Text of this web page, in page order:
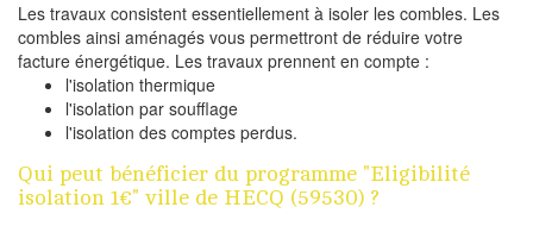
Les travaux consistent essentiellement à isoler les combles. Les
combles ainsi aménagés vous permettront de réduire votre
facture énergétique. Les travaux prennent en compte :
l'isolation thermique
l'isolation par soufflage
l'isolation des comptes perdus.
Qui peut bénéficier du programme "Eligibilité
isolation 1€" ville de HECQ (59530) ?